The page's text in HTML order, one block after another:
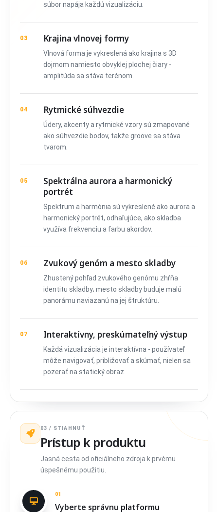
súbor napája každú vizualizáciu.
03 Krajina vlnovej formy
Vlnová forma je vykreslená ako krajina s 3D
dojmom namiesto obvyklej plochej čiary -
amplitúda sa stáva terénom.
04 Rytmické súhvezdie
Údery, akcenty a rytmické vzory sú zmapované
ako súhvezdie bodov, takže groove sa stáva
tvarom.
05
Spektrálna aurora a harmonický
portrét
Spektrum a harmónia sú vykreslené ako aurora a
harmonický portrét, odhaľujúce, ako skladba
využíva frekvenciu a farbu akordov.
06 Zvukový genóm a mesto skladby
Zhustený pohľad zvukového genómu zhŕňa
identitu skladby; mesto skladby buduje malú
panorámu naviazanú na jej štruktúru.
07 Interaktívny, preskúmateľný výstup
Každá vizualizácia je interaktívna - používateľ
môže navigovať, približovať a skúmať, nielen sa
pozerať na statický obraz.
03 / STIAHNUŤ
Prístup k produktu
Jasná cesta od oficiálneho zdroja k prvému
úspešnému použitiu.
01
Vyberte správnu platformu